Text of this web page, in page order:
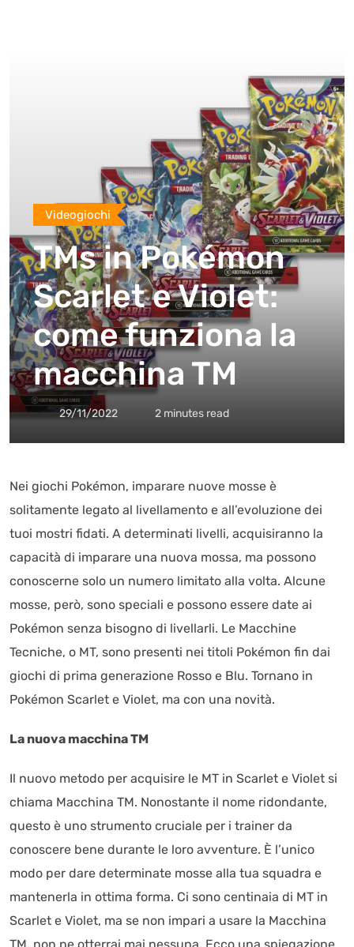
Videogiochi
TMs in Pokémon
Scarlet e Violet:
come funziona la
macchina TM
29/11/2022 2 minutes read
Nei giochi Pokémon, imparare nuove mosse è
solitamente legato al livellamento e all’evoluzione dei
tuoi mostri fidati. A determinati livelli, acquisiranno la
capacità di imparare una nuova mossa, ma possono
conoscerne solo un numero limitato alla volta. Alcune
mosse, però, sono speciali e possono essere date ai
Pokémon senza bisogno di livellarli. Le Macchine
Tecniche, o MT, sono presenti nei titoli Pokémon fin dai
giochi di prima generazione Rosso e Blu. Tornano in
Pokémon Scarlet e Violet, ma con una novità.
La nuova macchina TM
Il nuovo metodo per acquisire le MT in Scarlet e Violet si
chiama Macchina TM. Nonostante il nome ridondante,
questo è uno strumento cruciale per i trainer da
conoscere bene durante le loro avventure. È l’unico
modo per dare determinate mosse alla tua squadra e
mantenerla in ottima forma. Ci sono centinaia di MT in
Scarlet e Violet, ma se non impari a usare la Macchina